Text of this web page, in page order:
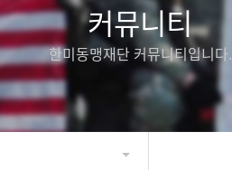
커뮤니티
한미동맹재단 커뮤니티입니다.